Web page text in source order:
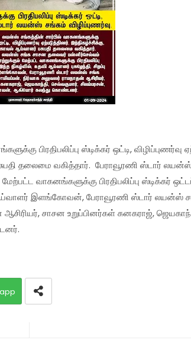
பிரதிபலிப்பு ஸ்டிக்கர் ஒட்டி, விழிப்புணர்வு
தலைமை வகித்தார். பேராவூரணி ஸ்டார்
வாகனங்களுக்கு பிரதிபலிப்பு ஸ்டிக்கர்
ஆய்வாளர் இளங்கோவன், பேராவூரணி ஸ்டார் லயன்ஸ்
சாசன உறுப்பினர்கள் கனகராஜ்,